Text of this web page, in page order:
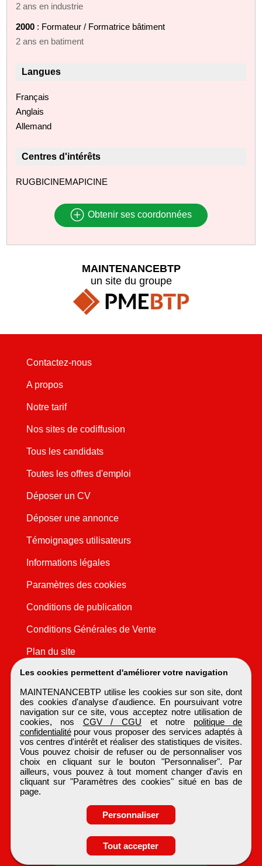
Obtenir ses
coordonnées
2 ans en industrie
2000 : Formateur / Formatrice bâtiment
2 ans en batiment
Langues
Français
Anglais
Allemand
Centres d'intérêts
RUGBICINEMAPICINE
Obtenir ses coordonnées
Les cookies permettent d'améliorer votre navigation
MAINTENANCEBTP utilise les cookies sur son site, dont
des cookies d'analyse d'audience. En poursuivant votre
navigation sur ce site, vous acceptez notre utilisation de
cookies, nos CGV / CGU et notre politique de
confidentialitépour vous proposer des services adaptés à
vos centres d'intérêt et réaliser des statistiques de visites.
Vous pouvez choisir de refuser ou de personnaliser vos
choix en cliquant sur le bouton "Personnaliser". Par
ailleurs, vous pouvez à tout moment changer d'avis en
cliquant sur "Paramètres des cookies" situé en bas de
page.
Personnaliser
Tout accepter
MAINTENANCEBTP
un site du groupe
Contactez-nous
A propos
Notre tarif
Nos sites de codiffusion
Tous les candidats
Toutes les offres d'emploi
Déposer un CV
Déposer une annonce
Témoignages utilisateurs
Informations légales
Paramètres des cookies
Conditions de publication
Conditions Générales de Vente
Plan du site
MAINTENANCEBTP